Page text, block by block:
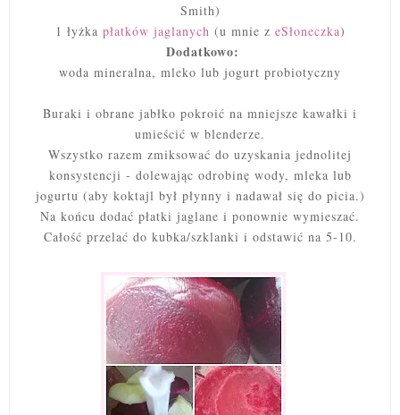
Smith)
1 łyżka płatków jaglanych (u mnie z eSłoneczka)
Dodatkowo:
woda mineralna, mleko lub jogurt probiotyczny
Buraki i obrane jabłko pokroić na mniejsze kawałki i
umieścić w blenderze.
Wszystko razem zmiksować do uzyskania jednolitej
konsystencji - dolewając odrobinę wody, mleka lub
jogurtu (aby koktajl był płynny i nadawał się do picia.)
Na końcu dodać płatki jaglane i ponownie wymieszać.
Całość przelać do kubka/szklanki i odstawić na 5-10.